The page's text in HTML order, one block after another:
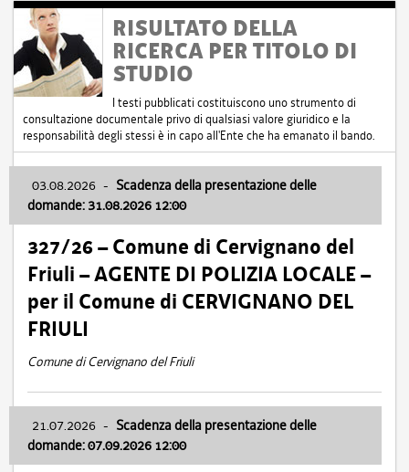
RISULTATO DELLA
RICERCA PER TITOLO DI
STUDIO
I testi pubblicati costituiscono uno strumento di
consultazione documentale privo di qualsiasi valore giuridico e la
responsabilità degli stessi è in capo all'Ente che ha emanato il bando.
03.08.2026 - Scadenza della presentazione delle
domande: 31.08.2026 12:00
327/26 – Comune di Cervignano del
Friuli – AGENTE DI POLIZIA LOCALE –
per il Comune di CERVIGNANO DEL
FRIULI
Comune di Cervignano del Friuli
21.07.2026 - Scadenza della presentazione delle
domande: 07.09.2026 12:00